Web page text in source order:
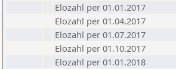
Elozahl per 01.01.2017
Elozahl per 01.04.2017
Elozahl per 01.07.2017
Elozahl per 01.10.2017
Elozahl per 01.01.2018